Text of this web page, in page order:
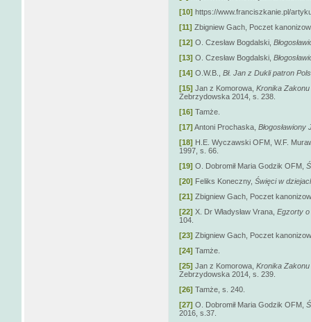
[10] https://www.franciszkanie.pl/
[11] Zbigniew Gach, Poczet
[12] O. Czesław Bogdalski,
[13] O. Czesław Bogdalski,
[14] O.W.B., Bł. Jan z Dukli patron
[15] Jan z Komorowa, Kronika
Zebrzydowska 2014, s. 238.
[16] Tamże.
[17] Antoni Prochaska,
[18] H.E. Wyczawski OFM, W.F.
1997, s. 66.
[19] O. Dobromił Maria Godzik OFM,
[20] Feliks Koneczny, Święci w
[21] Zbigniew Gach, Poczet
[22] X. Dr Władysław Vrana, Egzorty o
104.
[23] Zbigniew Gach, Poczet
[24] Tamże.
[25] Jan z Komorowa, Kronika
Zebrzydowska 2014, s. 239.
[26] Tamże, s. 240.
[27] O. Dobromił Maria Godzik OFM,
2016, s.37.